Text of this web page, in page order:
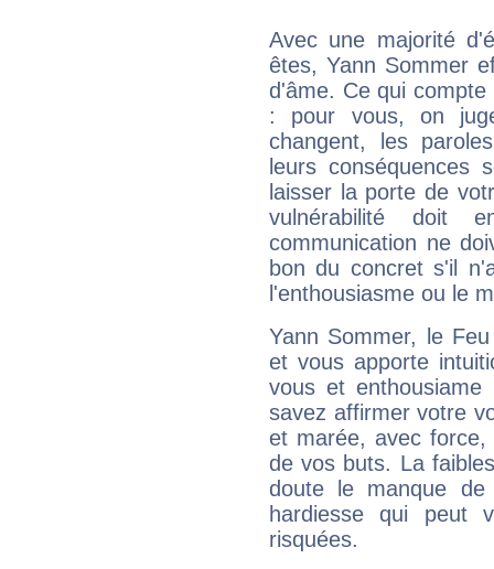
Avec une majorité
êtes, Yann Sommer
d'âme. Ce qui
: pour vous, on
changent, les
leurs conséquences
laisser la porte de
vulnérabilité doit
communication ne
bon du concret s'il
l'enthousiasme ou le
Yann Sommer, le
et vous apporte
vous et
savez affirmer votre
et marée, avec
de vos buts. La
doute le manque
hardiesse qui peut
risquées.